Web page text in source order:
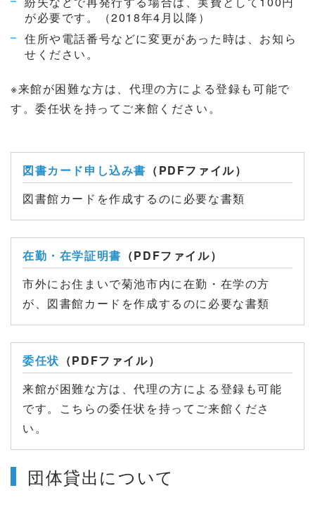
が必要です。（2018年4月以降）
住所や電話番号などに変更があった時は、お知ら
せください。
※来館が困難な方は、代理の方による登録も可能で
す。委任状を持ってご来館ください。
図書カード申し込み書 （PDFファイル）
図書館カードを作成するのに必要な書類
在勤・在学証明書 （PDFファイル）
市外にお住まいで菊池市内に在勤・在学の方
が、図書館カードを作成するのに必要な書類
委任状 （PDFファイル）
来館が困難な方は、代理の方による登録も可能
です。こちらの委任状を持ってご来館くださ
い。
団体貸出について